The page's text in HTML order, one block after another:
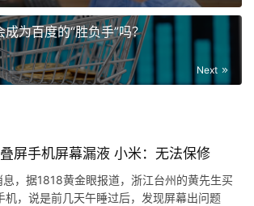
为百度的“胜负手”吗？
Next
屏手机屏幕漏液 小米：无法保修
，据1818黄金眼报道，浙江台州的黄先生买
机，说是前几天午睡过后，发现屏幕出问题